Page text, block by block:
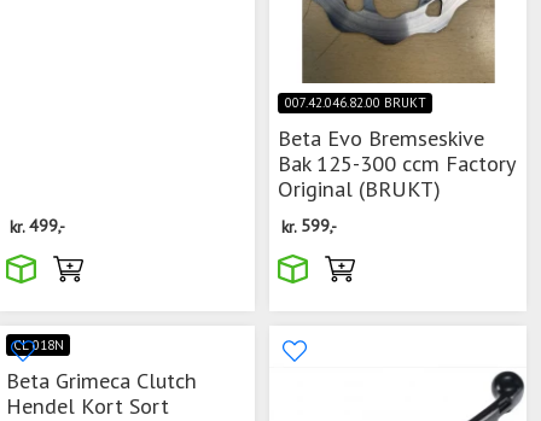
kr.499,-
007.42.046.82.00 BRUKT
Beta Evo Bremseskive
Bak 125-300 ccm Factory
Original (BRUKT)
kr. 599,-
CL 018N
Beta Grimeca Clutch
Hendel Kort Sort